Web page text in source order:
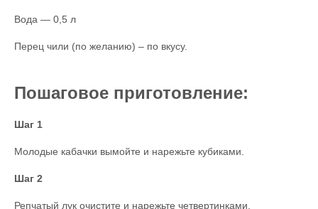
Вода — 0,5 л
Перец чили (по желанию) – по вкусу.
Пошаговое приготовление:
Шаг 1
Молодые кабачки вымойте и нарежьте кубиками.
Шаг 2
Репчатый лук очистите и нарежьте четвертинками.